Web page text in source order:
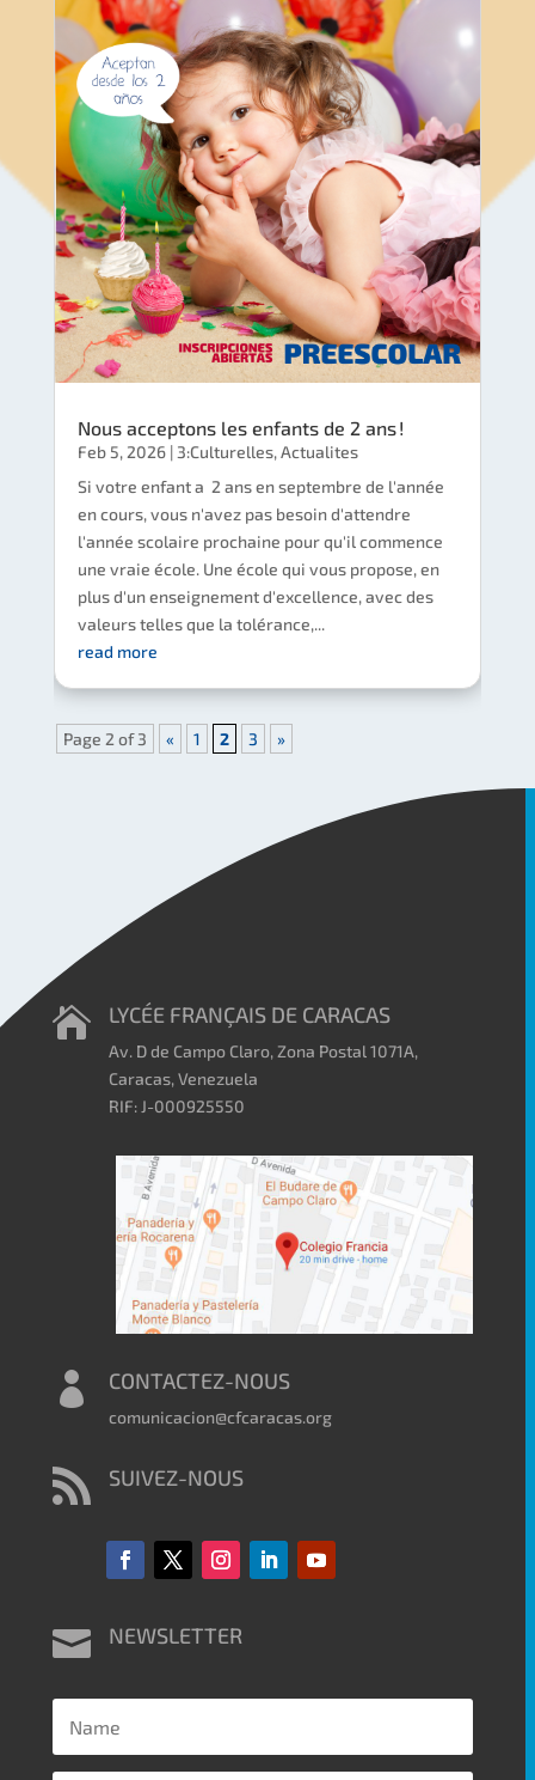
Nous acceptons les enfants de 2 ans !
Feb 5, 2026| 3:Culturelles,Actualites
Si votre enfant a 2 ans en septembre de l'année
en cours, vous n'avez pas besoin d'attendre
l'année scolaire prochaine pour qu'il commence
une vraie école. Une école qui vous propose, en
plus d'un enseignement d'excellence, avec des
valeurs telles que la tolérance,...
read more
Page 2 of 3 « 1 2 3 »
 LYCÉE FRANÇAIS DE CARACAS
Av. D de Campo Claro, Zona Postal 1071A,
Caracas, Venezuela
RIF: J-000925550
 CONTACTEZ-NOUS
comunicacion@cfcaracas.org
 SUIVEZ-NOUS
 NEWSLETTER